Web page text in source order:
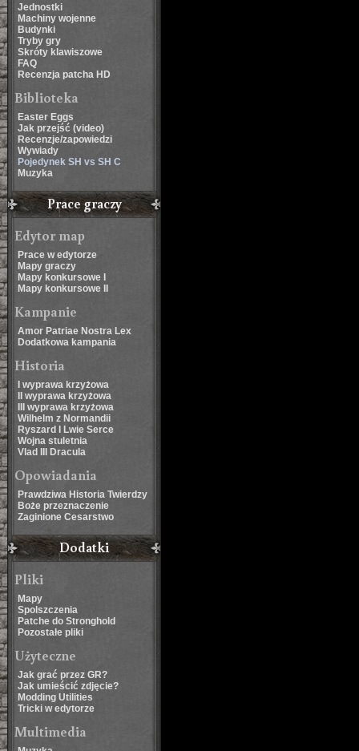
Jednostki
Machiny wojenne
Budynki
Tryby gry
Skróty klawiszowe
FAQ
Recenzja patcha HD
Biblioteka
Easter Eggs
Jak przejść (video)
Recenzje/zapowiedzi
Wywiady
Pojedynek SH vs SH C
Muzyka
Prace graczy
Edytor map
Prace w edytorze
Mapy graczy
Mapy konkursowe I
Mapy konkursowe II
Kampanie
Amor Patriae Nostra Lex
Dodatkowa kampania
Historia
I wyprawa krzyżowa
II wyprawa krzyżowa
III wyprawa krzyżowa
Wilhelm z Normandii
Ryszard I Lwie Serce
Wojna stuletnia
Vlad III Dracula
Opowiadania
Prawdziwa Historia Twierdzy
Boże przeznaczenie
Zaginione Cesarstwo
Dodatki
Pliki
Mapy
Spolszczenia
Patche do Stronghold
Pozostałe pliki
Użyteczne
Jak grać przez GR?
Jak umieścić zdjęcie?
Modding Utilities
Tricki w edytorze
Multimedia